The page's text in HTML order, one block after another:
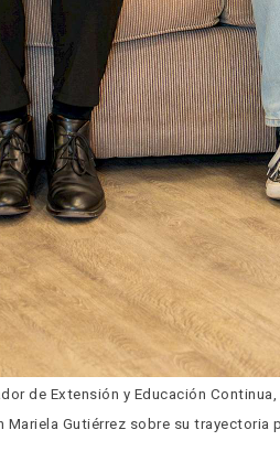
de Extensión y Educación
Mariela Gutiérrez sobre su